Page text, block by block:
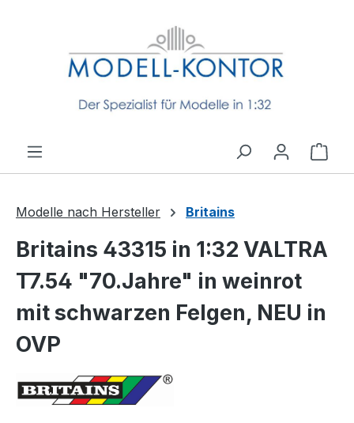
Modelle nach Hersteller Britains
Britains 43315 in 1:32 VALTRA
T7.54 "70.Jahre" in weinrot
mit schwarzen Felgen, NEU in
OVP